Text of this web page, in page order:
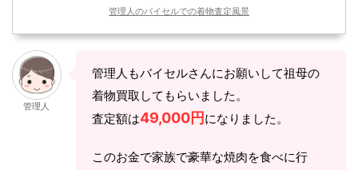
管理人のバイセルでの着物査定風景
管理人
管理人もバイセルさんにお願いして祖母の
着物買取してもらいました。
査定額は49,000円になりました。
このお金で家族で豪華な焼肉を食べに行